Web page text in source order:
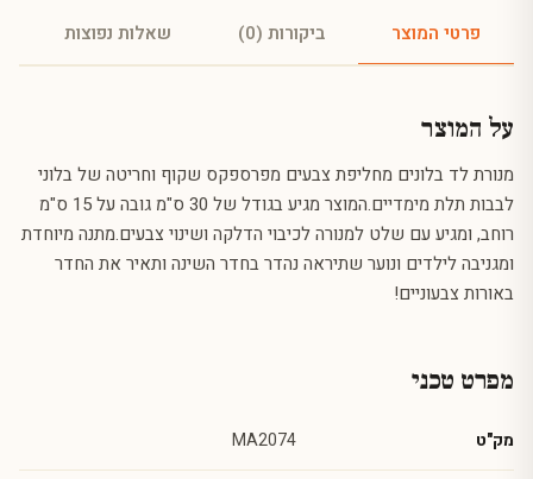
פרטי המוצר ביקורות (0) שאלות נפוצות
על המוצר
מנורת לד בלונים מחליפת צבעים מפרספקס שקוף וחריטה של בלוני
לבבות תלת מימדיים.המוצר מגיע בגודל של 30 ס"מ גובה על 15 ס"מ
רוחב, ומגיע עם שלט למנורה לכיבוי הדלקה ושינוי צבעים.מתנה מיוחדת
ומגניבה לילדים ונוער שתיראה נהדר בחדר השינה ותאיר את החדר
באורות צבעוניים!
מפרט טכני
מק"ט MA2074